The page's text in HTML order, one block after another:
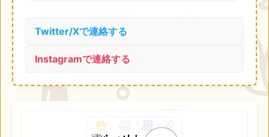
Twitter/Xで連絡する
Instagramで連絡する